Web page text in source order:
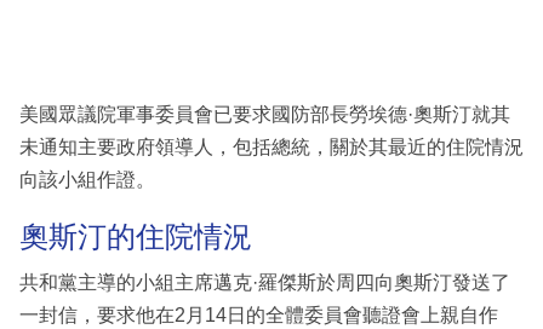
區
美國眾議院軍事委員會已要求國防部長勞埃德·奧斯汀就其
未通知主要政府領導人，包括總統，關於其最近的住院情況
向該小組作證。
奧斯汀的住院情況
共和黨主導的小組主席邁克·羅傑斯於周四向奧斯汀發送了
一封信，要求他在2月14日的全體委員會聽證會上親自作